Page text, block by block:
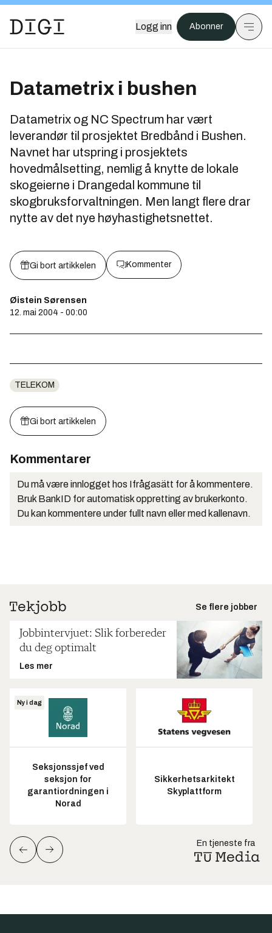
Logg inn Abonner
Datametrix i bushen
Datametrix og NC Spectrum har vært
leverandør til prosjektet Bredbånd i Bushen.
Navnet har utspring i prosjektets
hovedmålsetting, nemlig å knytte de lokale
skogeierne i Drangedal kommune til
skogbruksforvaltningen. Men langt flere drar
nytte av det nye høyhastighetsnettet.
Gi bort artikkelen Kommenter
Øistein Sørensen
12. mai 2004 - 00:00
TELEKOM
Gi bort artikkelen
Kommentarer
Du må være innlogget hos Ifrågasätt for å kommentere.
Bruk BankID for automatisk oppretting av brukerkonto.
Du kan kommentere under fullt navn eller med kallenavn.
Se flere jobber
Jobbintervjuet: Slik forbereder
du deg optimalt
Les mer
Ny i dag
Seksjonssjef ved
seksjon for
garantiordningen i
Norad
Sikkerhetsarkitekt
Skyplattform
En tjeneste fra